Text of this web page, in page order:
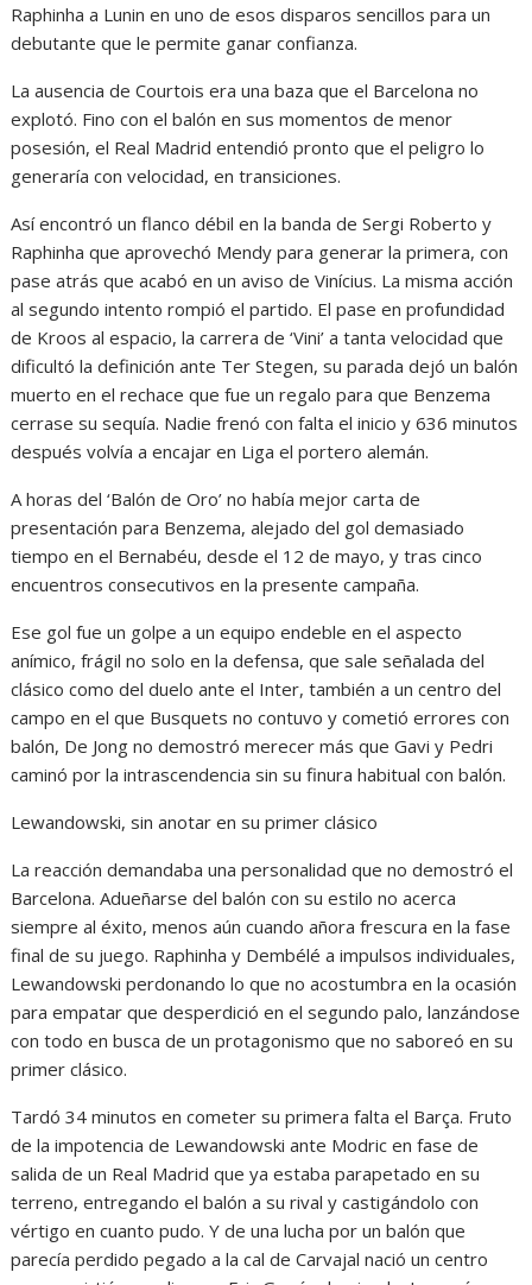
Raphinha a Lunin en uno de esos disparos sencillos para un
debutante que le permite ganar confianza.
La ausencia de Courtois era una baza que el Barcelona no
explotó. Fino con el balón en sus momentos de menor
posesión, el Real Madrid entendió pronto que el peligro lo
generaría con velocidad, en transiciones.
Así encontró un flanco débil en la banda de Sergi Roberto y
Raphinha que aprovechó Mendy para generar la primera, con
pase atrás que acabó en un aviso de Vinícius. La misma acción
al segundo intento rompió el partido. El pase en profundidad
de Kroos al espacio, la carrera de ‘Vini’ a tanta velocidad que
dificultó la definición ante Ter Stegen, su parada dejó un balón
muerto en el rechace que fue un regalo para que Benzema
cerrase su sequía. Nadie frenó con falta el inicio y 636 minutos
después volvía a encajar en Liga el portero alemán.
A horas del ‘Balón de Oro’ no había mejor carta de
presentación para Benzema, alejado del gol demasiado
tiempo en el Bernabéu, desde el 12 de mayo, y tras cinco
encuentros consecutivos en la presente campaña.
Ese gol fue un golpe a un equipo endeble en el aspecto
anímico, frágil no solo en la defensa, que sale señalada del
clásico como del duelo ante el Inter, también a un centro del
campo en el que Busquets no contuvo y cometió errores con
balón, De Jong no demostró merecer más que Gavi y Pedri
caminó por la intrascendencia sin su finura habitual con balón.
Lewandowski, sin anotar en su primer clásico
La reacción demandaba una personalidad que no demostró el
Barcelona. Adueñarse del balón con su estilo no acerca
siempre al éxito, menos aún cuando añora frescura en la fase
final de su juego. Raphinha y Dembélé a impulsos individuales,
Lewandowski perdonando lo que no acostumbra en la ocasión
para empatar que desperdició en el segundo palo, lanzándose
con todo en busca de un protagonismo que no saboreó en su
primer clásico.
Tardó 34 minutos en cometer su primera falta el Barça. Fruto
de la impotencia de Lewandowski ante Modric en fase de
salida de un Real Madrid que ya estaba parapetado en su
terreno, entregando el balón a su rival y castigándolo con
vértigo en cuanto pudo. Y de una lucha por un balón que
parecía perdido pegado a la cal de Carvajal nació un centro